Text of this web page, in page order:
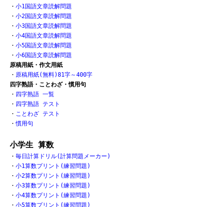
・ 小1国語文章読解問題
・ 小2国語文章読解問題
・ 小3国語文章読解問題
・ 小4国語文章読解問題
・ 小5国語文章読解問題
・ 小6国語文章読解問題
原稿用紙・作文用紙
・ 原稿用紙(無料)81字～400字
四字熟語・ことわざ・慣用句
・ 四字熟語 一覧
・ 四字熟語 テスト
・ ことわざ テスト
・慣用句
小学生 算数
・ 毎日計算ドリル(計算問題メーカー)
・ 小1算数プリント(練習問題)
・ 小2算数プリント(練習問題)
・ 小3算数プリント(練習問題)
・ 小4算数プリント(練習問題)
・ 小5算数プリント(練習問題)